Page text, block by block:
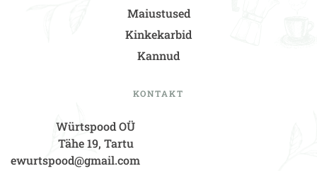
Maiustused
Kinkekarbid
Kannud
KONTAKT
Würtspood OÜ
Tähe 19, Tartu
ewurtspood@gmail.com